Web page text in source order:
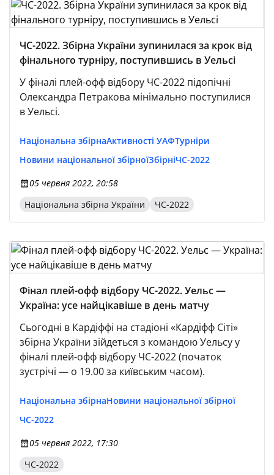
ЧС-2022. Збірна України зупинилася за крок від
фінального турніру, поступившись в Уельсі
У фіналі плей-офф відбору ЧС-2022 підопічні
Олександра Петракова мінімально поступилися
в Уельсі.
Національна збірнаАктивності УАФТурніри
Новини національної збірноїЗбірніЧС-2022
05 червня 2022, 20:58
Національна збірна України
ЧС-2022
Фінал плей-офф відбору ЧС-2022. Уельс —
Україна: усе найцікавіше в день матчу
Сьогодні в Кардіффі на стадіоні «Кардіфф Сіті»
збірна України зійдеться з командою Уельсу у
фіналі плей-офф відбору ЧС-2022 (початок
зустрічі — о 19.00 за київським часом).
Національна збірнаНовини національної збірної
ЧС-2022
05 червня 2022, 17:30
ЧС-2022